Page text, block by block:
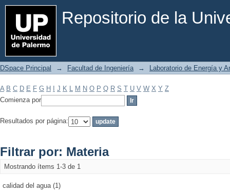
Repositorio de la
Filtrar por: Materia
DSpace Principal → Facultad de Ingeniería → Laboratorio de Energía y
A B C D E F G H J K L M N O P Q R S T U V W X Y Z
Comienza por
Resultados por página:
Filtrar por: Materia
Mostrando ítems 1-3 de 1
calidad del agua (1)